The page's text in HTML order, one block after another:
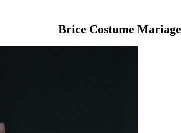
Brice Costume Mariage